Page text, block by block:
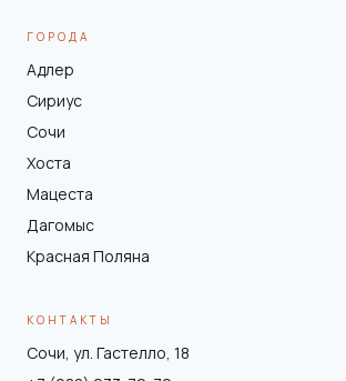
ГОРОДА
Адлер
Сириус
Сочи
Хоста
Мацеста
Дагомыс
Красная Поляна
КОНТАКТЫ
Сочи, ул. Гастелло, 18